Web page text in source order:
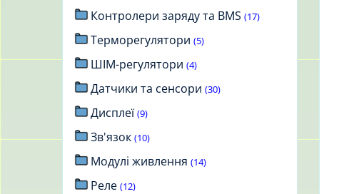
Контролери заряду та BMS (17)
Терморегулятори (5)
ШІМ-регулятори (4)
Датчики та сенсори (30)
Дисплеї (9)
Зв'язок (10)
Модулі живлення (14)
Реле (12)